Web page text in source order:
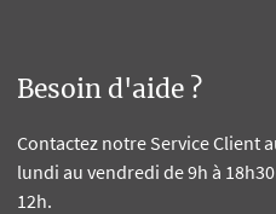
Besoin d'aide ?
Contactez notre Service Client
lundi au vendredi de 9h à
12h.